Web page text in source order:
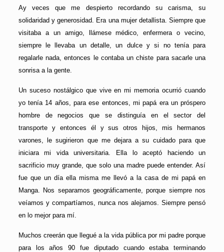
Ay veces que me despierto recordando su carisma, su
solidaridad y generosidad. Era una mujer detallista. Siempre que
visitaba a un amigo, llámese médico, enfermera o vecino,
siempre le llevaba un detalle, un dulce y si no tenía para
regalarle nada, entonces le contaba un chiste para sacarle una
sonrisa a la gente.
Un suceso nostálgico que vive en mi memoria ocurrió cuando
yo tenía 14 años, para ese entonces, mi papá era un próspero
hombre de negocios que se distinguía en el sector del
transporte y entonces él y sus otros hijos, mis hermanos
varones, le sugirieron que me dejara a su cuidado para que
iniciara mi vida universitaria. Ella lo aceptó haciendo un
sacrificio muy grande, que solo una madre puede entender. Así
fue que un día ella misma me llevó a la casa de mi papá en
Manga. Nos separamos geográficamente, porque siempre nos
veíamos y compartíamos, nunca nos alejamos. Siempre pensó
en lo mejor para mí.
Muchos creerán que llegué a la vida pública por mi padre porque
para los años 90 fue diputado cuando estaba terminando